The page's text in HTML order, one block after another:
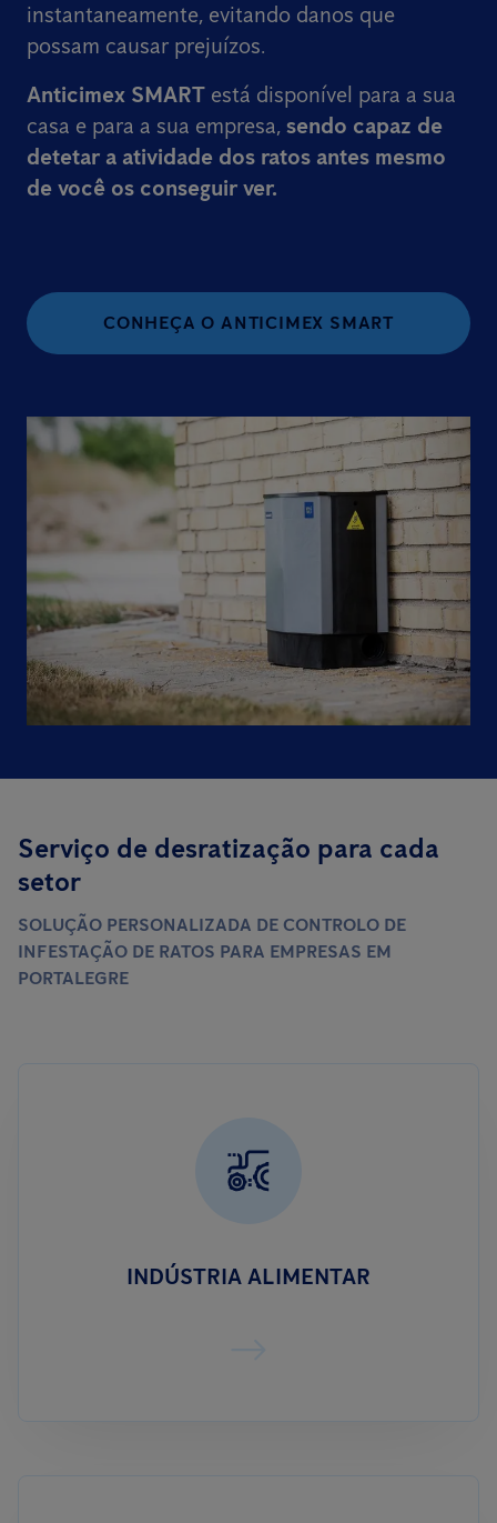
instantaneamente, evitando danos que
possam causar prejuízos.
Anticimex SMART está disponível para a sua
casa e para a sua empresa, sendo capaz de
detetar a atividade dos ratos antes mesmo
de você os conseguir ver.
CONHEÇA O ANTICIMEX SMART
Serviço de desratização para cada
setor
SOLUÇÃO PERSONALIZADA DE CONTROLO DE
INFESTAÇÃO DE RATOS PARA EMPRESAS EM
PORTALEGRE
INDÚSTRIA ALIMENTAR